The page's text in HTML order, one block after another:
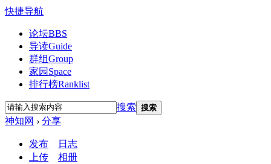
快捷导航
论坛BBS
导读Guide
群组Group
家园 Space
排行榜Ranklist
搜索 搜索
神知网 › 分享
发布
日志
上传
相册